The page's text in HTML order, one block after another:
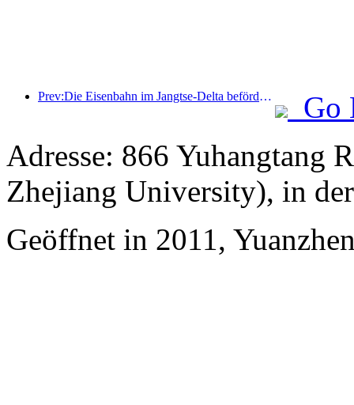
Prev:Die Eisenbahn im Jangtse-Delta beförderte während der Maifeiertage über 21,38 Millionen Fahrgäste.
Go
Adresse: 866 Yuhangtang
Zhejiang University), in
Geöffnet in 2011,